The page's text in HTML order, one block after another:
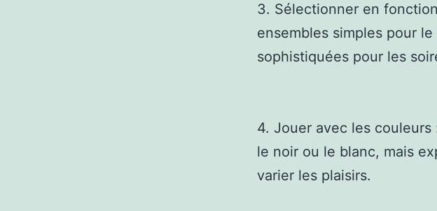
3. Sélectionner en
ensembles simples pour
sophistiquées pour les
4. Jouer avec les
le noir ou le blanc, mais
varier les plaisirs.